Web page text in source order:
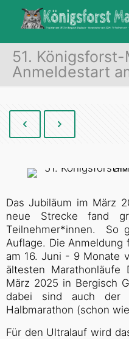
51.
Anmeldestart
Das Jubiläum im März
neue Strecke fand
Teilnehmer*innen. So
Auflage. Die
am 16. Juni - 9 Monate
ältesten Marathonläufe
März 2025 in Bergisch
dabei sind auch
Halbmarathon (schon
Für den Ultralauf wird